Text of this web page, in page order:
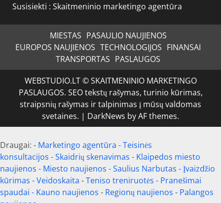
Susisiekti : Skaitmeninio marketingo agentūra
MIESTAS PASAULIO NAUJIENOS
EUROPOS NAUJIENOS TECHNOLOGIJOS FINANSAI
TRANSPORTAS PASLAUGOS
WEBSTUDIO.LT © SKAITMENINIO MARKETINGO
PASLAUGOS. SEO tekstų rašymas, turinio kūrimas,
straipsnių rašymas ir talpinimas į mūsų valdomas
svetaines. | DarkNews by AF themes.
Draugai: - Marketingo agentūra -Teisinės
konsultacijos -Skaidrių skenavimas - Klaipedos miesto
naujienos - Miesto naujienos -Saulius Narbutas -Įvaizdžio
kūrimas -Veidoskaita -Teniso treniruotės - Pranešimai
spaudai - Kauno naujienos - Regionų naujienos - Palangos